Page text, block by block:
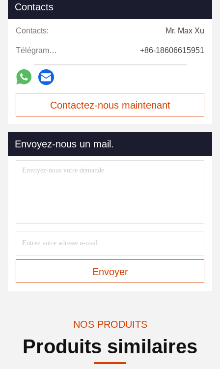
Contacts
Contacts: Mr. Max Xu
Télégramme: +86-18606615951
Contactez-nous maintenant
Envoyez-nous un mail.
Envoyer
NOS PRODUITS
Produits similaires